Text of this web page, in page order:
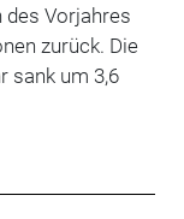
des Vorjahres
zurück. Die
sank um 3,6